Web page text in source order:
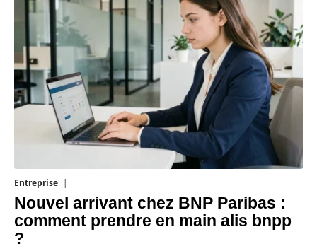
Entreprise
Nouvel arrivant chez BNP Paribas :
comment prendre en main alis bnpp
?